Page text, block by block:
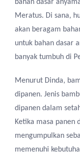
bahan dasar
Meratus. Di sana,
akan beragam
untuk bahan dasar
banyak tumbuh di
Menurut Dinda,
dipanen. Jenis
dipanen dalam
Ketika masa panen
mengumpulkan
memenuhi